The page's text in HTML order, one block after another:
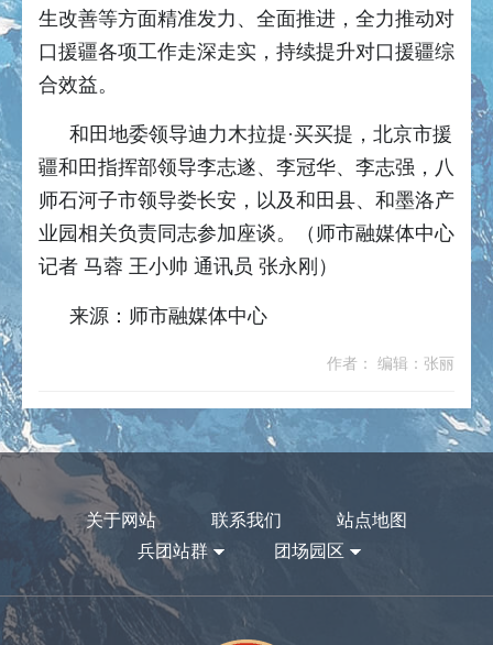
生改善等方面精准发力、全面推进，全力推动对
口援疆各项工作走深走实，持续提升对口援疆综
合效益。
和田地委领导迪力木拉提·买买提，北京市援
疆和田指挥部领导李志遂、李冠华、李志强，八
师石河子市领导娄长安，以及和田县、和墨洛产
业园相关负责同志参加座谈。（师市融媒体中心
记者 马蓉 王小帅 通讯员 张永刚）
来源：师市融媒体中心
作者： 编辑：张丽
关于网站 联系我们
站点地图
兵团站群
团场园区